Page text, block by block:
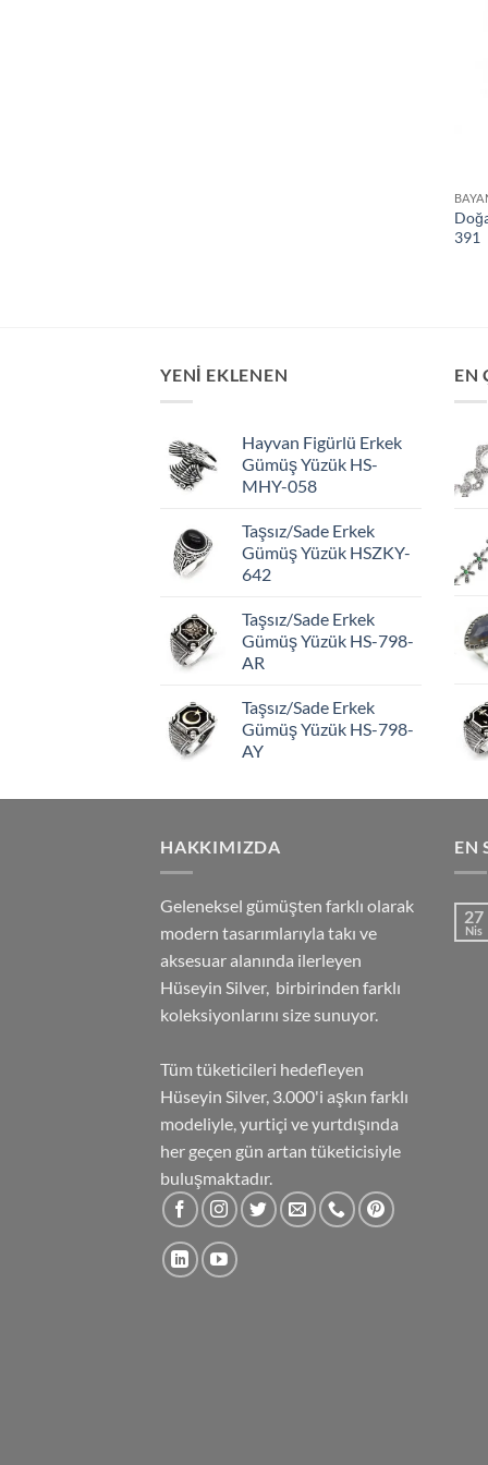
391
YENİ EKLENEN
Hayvan Figürlü Erkek
Gümüş Yüzük HS-
MHY-058
Taşsız/Sade Erkek
Gümüş Yüzük HSZKY-
642
Taşsız/Sade Erkek
Gümüş Yüzük HS-798-
AR
Taşsız/Sade Erkek
Gümüş Yüzük HS-798-
AY
EN
HAKKIMIZDA
Geleneksel gümüşten farklı olarak
modern tasarımlarıyla takı ve
aksesuar alanında ilerleyen
Hüseyin Silver, birbirinden farklı
koleksiyonlarını size sunuyor.
Tüm tüketicileri hedefleyen
Hüseyin Silver, 3.000'i aşkın farklı
modeliyle, yurtiçi ve yurtdışında
her geçen gün artan tüketicisiyle
buluşmaktadır.
EN
27
Nis